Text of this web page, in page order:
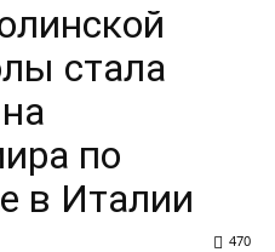
стала
по
в Италии
470